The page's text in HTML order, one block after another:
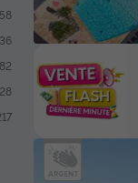
36
28